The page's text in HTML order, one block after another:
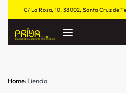
C/ La Rosa, 10, 38002, Santa Cruz de
Home›Tienda